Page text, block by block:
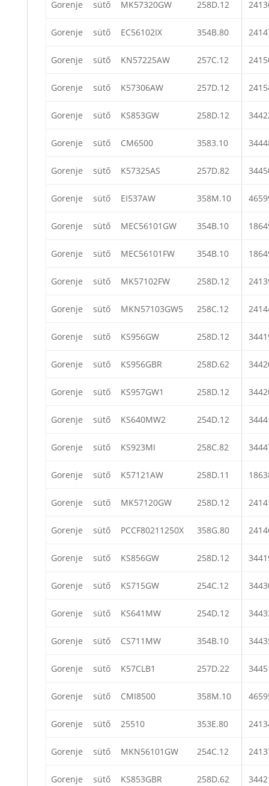
Gorenje sütő MK57320GW 258D.12
Gorenje sütő EC56102IX 354B.80
Gorenje sütő KN57225AW 257C.12
Gorenje sütő K57306AW 257D.12
Gorenje sütő KS853GW 258D.12
Gorenje sütő CM6500 3583.10
Gorenje sütő K57325AS 257D.82
Gorenje sütő EI537AW 358M.10
Gorenje sütő MEC56101GW 354B.10
Gorenje sütő MEC56101FW 354B.10
Gorenje sütő MK57102FW 258D.12
Gorenje sütő MKN57103GW5 258C.12
Gorenje sütő KS956GW 258D.12
Gorenje sütő KS956GBR 258D.62
Gorenje sütő KS957GW1 258D.12
Gorenje sütő KS640MW2 254D.12
Gorenje sütő KS923MI 258C.82
Gorenje sütő K57121AW 258D.11
Gorenje sütő MK57120GW 258D.12
Gorenje sütő PCCF80211250X 358G.80
Gorenje sütő KS856GW 258D.12
Gorenje sütő KS715GW 254C.12
Gorenje sütő KS641MW 254D.12
Gorenje sütő CS711MW 354B.10
Gorenje sütő K57CLB1 257D.22
Gorenje sütő CMI8500 358M.10
Gorenje sütő 25510 353E.80
Gorenje sütő MKN56101GW 254C.12
Gorenje sütő KS853GBR 258D.62